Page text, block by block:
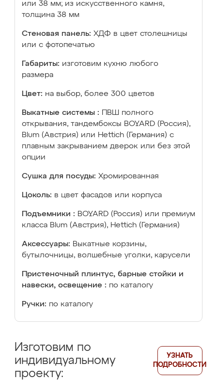
или 38 мм; из искусственного камня,
толщина 38 мм
Стеновая панель: ХДФ в цвет столешницы
или с фотопечатью
Габариты: изготовим кухню любого
размера
Цвет: на выбор, более 300 цветов
Выкатные системы :
ПВШ полного
открывания, тандембоксы BOYARD (Россия),
Blum (Австрия) или Hettich (Германия) с
плавным закрыванием дверок или без этой
опции
Сушка для посуды: Хромированная
Цоколь: в цвет фасадов или корпуса
Подъемники : BOYARD (Россия) или премиум
класса Blum (Австрия), Hettich (Германия)
Аксессуары: Выкатные корзины,
бутылочницы, волшебные уголки, карусели
Пристеночный плинтус, барные стойки и
навески, освещение : по каталогу
Ручки: по каталогу
Изготовим по
индивидуальному
проекту:
УЗНАТЬ
ПОДРОБНОСТИ